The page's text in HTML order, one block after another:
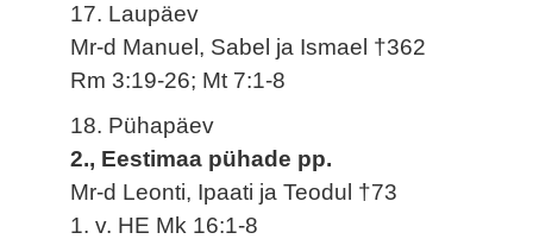
17. Laupäev
Mr-d Manuel, Sabel ja Ismael †362
Rm 3:19-26; Mt 7:1-8
18. Pühapäev
2., Eestimaa pühade pp.
Mr-d Leonti, Ipaati ja Teodul †73
1. v. HE Mk 16:1-8